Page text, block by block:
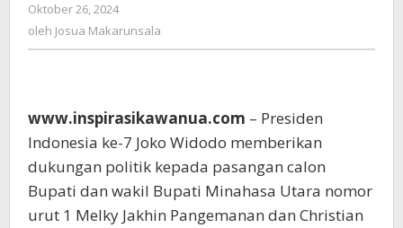
Oktober 26, 2024
Josua
oleh Josua Makarunsala
www.inspirasikawanua.com – Presiden
Indonesia ke-7 Joko Widodo memberikan
dukungan politik kepada pasangan calon
Bupati dan wakil Bupati Minahasa Utara nomor
urut 1 Melky Jakhin Pangemanan dan Christian